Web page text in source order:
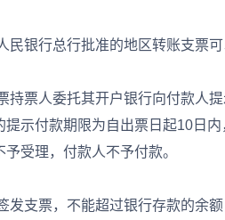
行总行批准的地区转账支票可
人委托其开户银行向付款人提
示付款期限为自出票日起10日
受理，付款人不予付款。
票，不能超过银行存款的余额